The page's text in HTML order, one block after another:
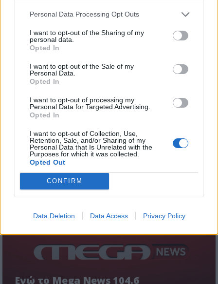
Personal Data Processing Opt Outs
I want to opt-out of the Sharing of my
personal data.
Opted In
I want to opt-out of the Sale of my
Personal Data.
Opted In
I want to opt-out of processing my
Personal Data for Targeted Advertising.
Opted In
I want to opt-out of Collection, Use,
Retention, Sale, and/or Sharing of my
Personal Data that Is Unrelated with the
Purposes for which it was collected.
Opted Out
CONFIRM
Data Deletion Data Access Privacy Policy
Πολιτισμού για τα πνευματικά
δικαιώματα
28.07.2026 - 18:05
BEST OFE-TETRADIO
Ενώ το Mega News 104.6